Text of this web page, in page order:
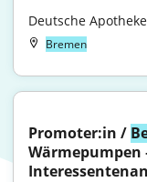
Deutsche
Bremen
Promoter:in /
Wärmepumpen